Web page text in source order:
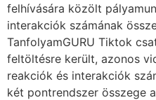
felhívására közölt
interakciók számának
TanfolyamGURU Tiktok
feltöltésre került, azonos
reakciók és interakciók
két pontrendszer összege